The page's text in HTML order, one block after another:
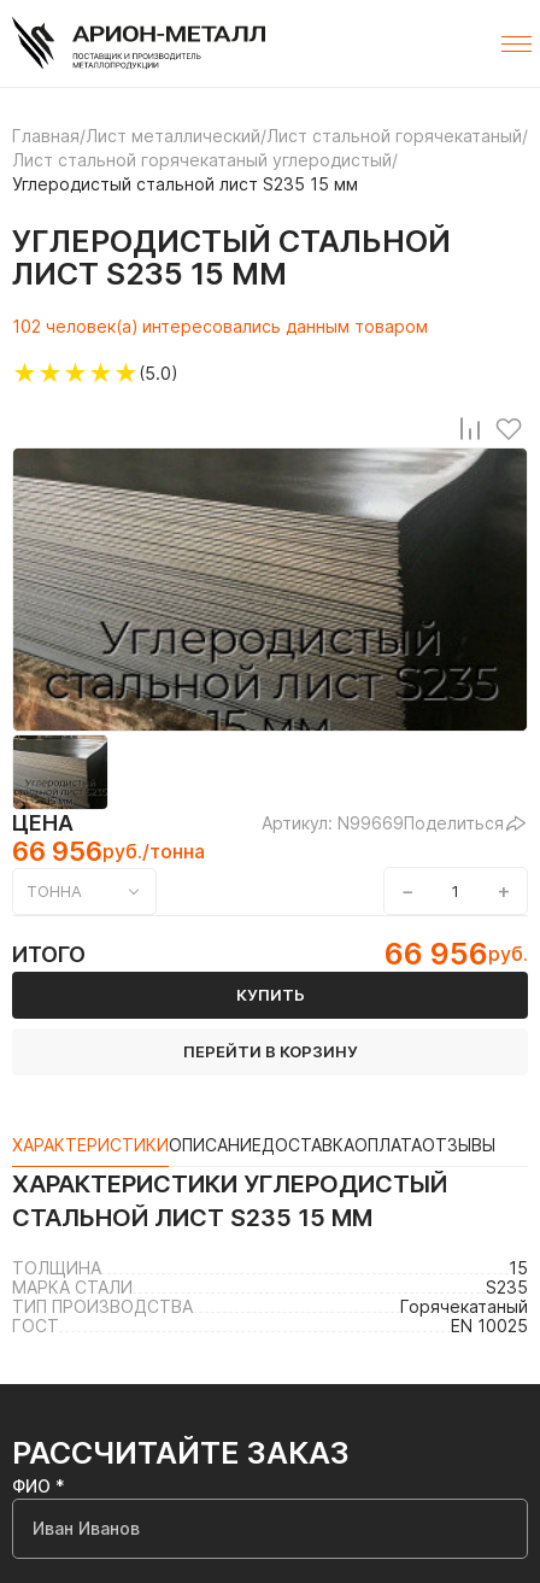
Главная/Лист металлический/Лист стальной горячекатаный/
Лист стальной горячекатаный углеродистый/
Углеродистый стальной лист S235 15 мм
УГЛЕРОДИСТЫЙ СТАЛЬНОЙ
ЛИСТ S235 15 ММ
102 человек(а) интересовались данным товаром
★★★★★(5.0)
ЦЕНА Артикул: N99669Поделиться
66 956руб./тонна
ТОННА − +
ИТОГО 66 956руб.
КУПИТЬ
ПЕРЕЙТИ В КОРЗИНУ
ХАРАКТЕРИСТИКИОПИСАНИЕДОСТАВКАОПЛАТАОТЗЫВЫ
ХАРАКТЕРИСТИКИ УГЛЕРОДИСТЫЙ
СТАЛЬНОЙ ЛИСТ S235 15 ММ
ТОЛЩИНА
15
МАРКА СТАЛИ
S235
ТИП ПРОИЗВОДСТВА
Горячекатаный
ГОСТ
EN 10025
РАССЧИТАЙТЕ ЗАКАЗ
ФИО *